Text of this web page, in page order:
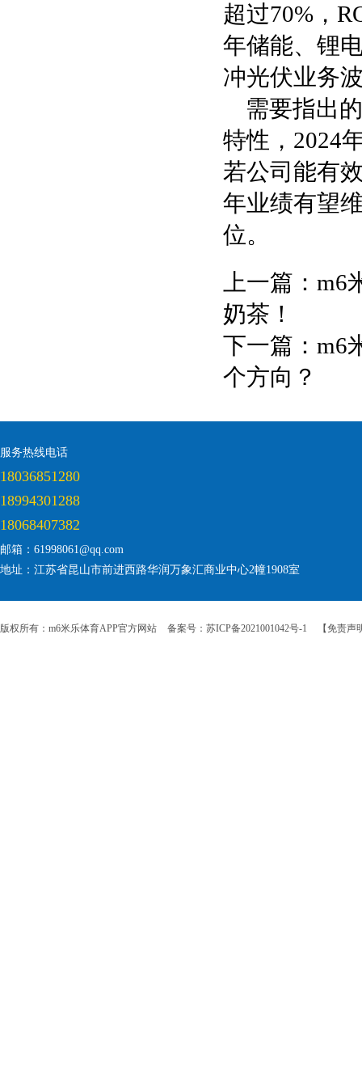
超过70%，
年储能、锂
冲光伏业务
需要指出
特性，2024
若公司能有
年业绩有望
位。
上一篇： m6
奶茶！
下一篇： m6
个方向？
服务热线电话
18036851280
18994301288
18068407382
邮箱：61998061@qq.com
地址：江苏省昆山市前进西路华润万象汇商业中心2幢1908室
版权所有：m6米乐体育APP官方网站 备案号：苏ICP备2021001042号-1 【免责声